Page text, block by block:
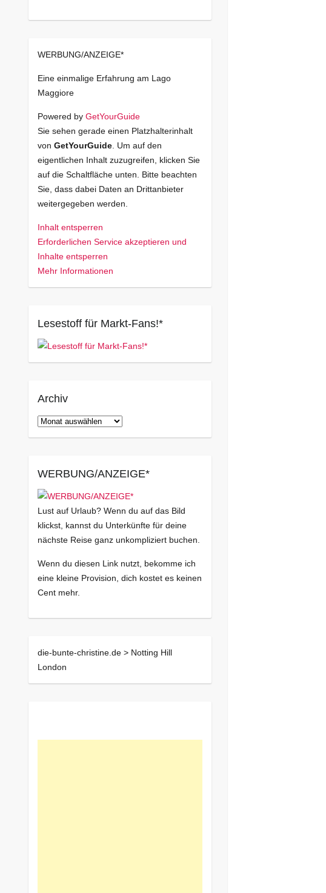
WERBUNG/ANZEIGE*
Eine einmalige Erfahrung am Lago
Maggiore
Powered by GetYourGuide
Sie sehen gerade einen Platzhalterinhalt
von GetYourGuide. Um auf den
eigentlichen Inhalt zuzugreifen, klicken Sie
auf die Schaltfläche unten. Bitte beachten
Sie, dass dabei Daten an Drittanbieter
weitergegeben werden.
Inhalt entsperren
Erforderlichen Service akzeptieren und
Inhalte entsperren
Mehr Informationen
Lesestoff für Markt-Fans!*
Archiv
Archiv
WERBUNG/ANZEIGE*
Lust auf Urlaub? Wenn du auf das Bild
klickst, kannst du Unterkünfte für deine
nächste Reise ganz unkompliziert buchen.
Wenn du diesen Link nutzt, bekomme ich
eine kleine Provision, dich kostet es keinen
Cent mehr.
die-bunte-christine.de > Notting Hill
London